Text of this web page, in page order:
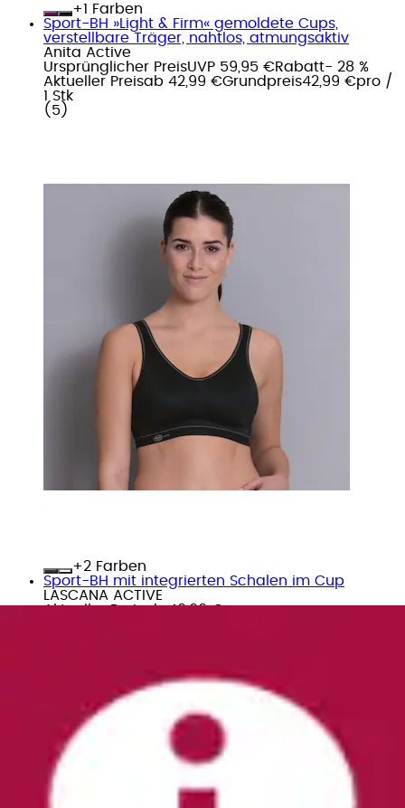
+
Farben
Sport-BH »Light & Firm« gemoldete Cups,
verstellbare Träger, nahtlos, atmungsaktiv
Anita Active
Ursprünglicher PreisUVP 59,95 €Rabatt- 28 %
Aktueller Preisab 42,99 €Grundpreis42,99 €pro /
1 Stk
( 5 )
+
Farben
Sport-BH mit integrierten Schalen im Cup
LASCANA ACTIVE
Aktueller Preisab49,99 €